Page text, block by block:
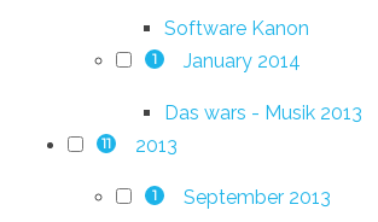
Software Kanon
1 January 2014
Das wars - Musik 2013
11 2013
1 September 2013